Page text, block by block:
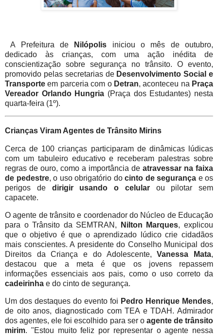
A Prefeitura de Nilópolis iniciou o mês de outubro,
dedicado às crianças, com uma ação inédita de
conscientização sobre segurança no trânsito. O evento,
promovido pelas secretarias de Desenvolvimento Social e
Transporte em parceria com o Detran, aconteceu na Praça
Vereador Orlando Hungria (Praça dos Estudantes) nesta
quarta-feira (1º).
Crianças Viram Agentes de Trânsito Mirins
Cerca de 100 crianças participaram de dinâmicas lúdicas
com um tabuleiro educativo e receberam palestras sobre
regras de ouro, como a importância de atravessar na faixa
de pedestre, o uso obrigatório do cinto de segurança e os
perigos de dirigir usando o celularou pilotar sem
capacete.
O agente de trânsito e coordenador do Núcleo de Educação
para o Trânsito da SEMTRAN,
Nilton Marques, explicou
que o objetivo é que o aprendizado lúdico crie cidadãos
mais conscientes. A presidente do Conselho Municipal dos
Direitos da Criança e do Adolescente,Vanessa Mata,
destacou que a meta é que os jovens repassem
informações essenciais aos pais, como o uso correto da
cadeirinha e do cinto de segurança.
Um dos destaques do evento foi Pedro Henrique Mendes,
de oito anos, diagnosticado com TEA e TDAH. Admirador
dos agentes, ele foi escolhido para ser o agente de trânsito
mirim. "Estou muito feliz por representar o agente nessa